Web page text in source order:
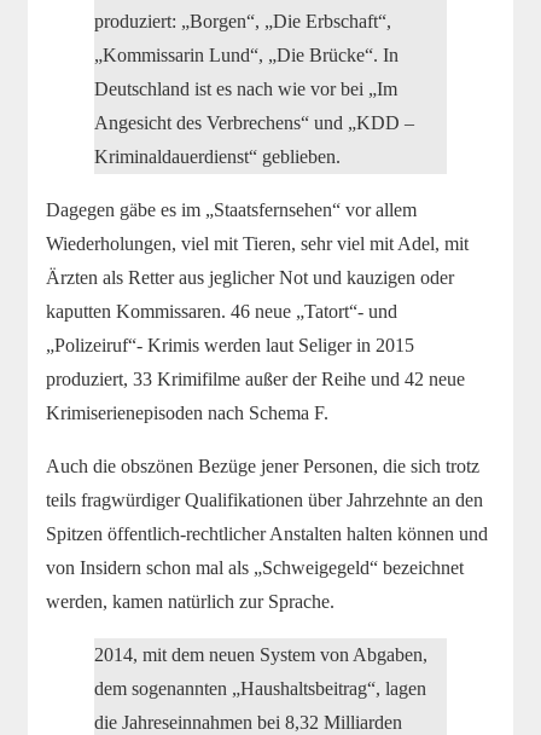
produziert: „Borgen“, „Die Erbschaft“,
„Kommissarin Lund“, „Die Brücke“. In
Deutschland ist es nach wie vor bei „Im
Angesicht des Verbrechens“ und „KDD –
Kriminaldauerdienst“ geblieben.
Dagegen gäbe es im „Staatsfernsehen“ vor allem
Wiederholungen, viel mit Tieren, sehr viel mit Adel, mit
Ärzten als Retter aus jeglicher Not und kauzigen oder
kaputten Kommissaren. 46 neue „Tatort“- und
„Polizeiruf“- Krimis werden laut Seliger in 2015
produziert, 33 Krimifilme außer der Reihe und 42 neue
Krimiserienepisoden nach Schema F.
Auch die obszönen Bezüge jener Personen, die sich trotz
teils fragwürdiger Qualifikationen über Jahrzehnte an den
Spitzen öffentlich-rechtlicher Anstalten halten können und
von Insidern schon mal als „Schweigegeld“ bezeichnet
werden, kamen natürlich zur Sprache.
2014, mit dem neuen System von Abgaben,
dem sogenannten „Haushaltsbeitrag“, lagen
die Jahreseinnahmen bei 8,32 Milliarden